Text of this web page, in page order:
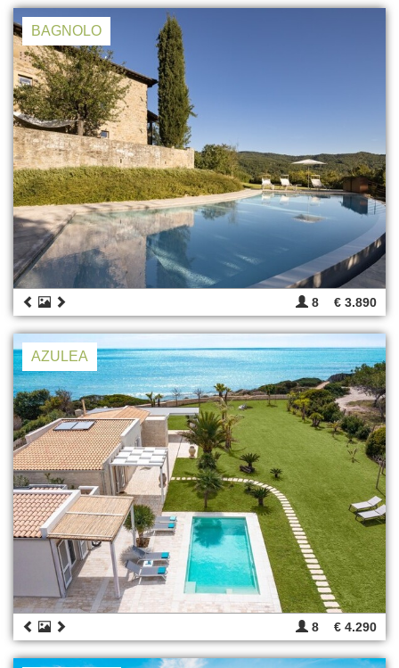
BAGNOLO
8 € 3.890
AZULEA
8 € 4.290